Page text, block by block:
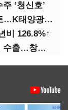
‘청신호’
미, 폴리실리콘 최저가격제·관세 검토…K태양광 입지 확대 기대
비 126.8%↑
두산퓨얼셀, SOFC 핵심부품 첫 해외 수출…창사 이래 최대 규모